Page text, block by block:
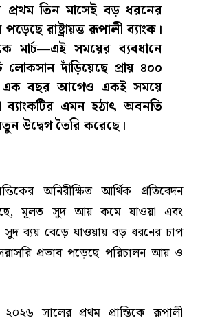
প্রথম তিন মাসেই বড় ধরনের
রাষ্ট্রায়ত্ত রূপালী ব্যাংক।
মার্চ—এই সময়ের ব্যবধানে
লোকসান দাঁড়িয়েছে প্রায় ৪০০
এক বছর আগেও একই সময়ে
ব্যাংকটির এমন হঠাৎ অবনতি
উদ্বেগ তৈরি করেছে।
অনিরীক্ষিত আর্থিক প্রতিবেদন
মূলত সুদ আয় কমে যাওয়া এবং
ব্যয় বেড়ে যাওয়ায় বড় ধরনের চাপ
প্রভাব পড়েছে পরিচালন আয় ও
২০২৬ সালের প্রথম প্রান্তিকে রূপালী